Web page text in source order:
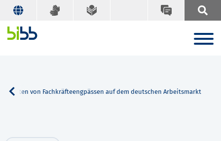
in Zeiten von Fachkräfteengpässen auf dem deutschen Arbeitsmarkt